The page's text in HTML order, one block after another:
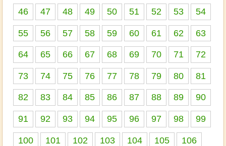
46 47 48 49 50 51 52 53 54
55 56 57 58 59 60 61 62 63
64 65 66 67 68 69 70 71 72
73 74 75 76 77 78 79 80 81
82 83 84 85 86 87 88 89 90
91 92 93 94 95 96 97 98 99
100 101 102 103 104 105 106